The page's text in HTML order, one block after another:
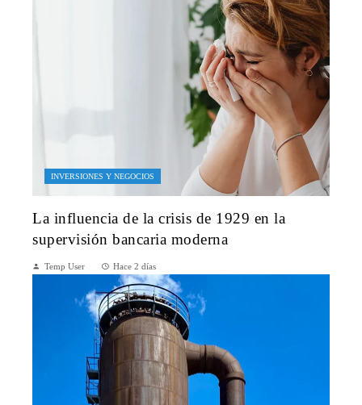
INVERSIONES Y NEGOCIOS
La influencia de la crisis de 1929 en la
supervisión bancaria moderna
Temp User Hace 2 días